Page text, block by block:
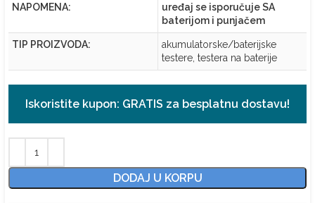
NAPOMENA:
uređaj se isporučuje SA
baterijom i punjačem
TIP PROIZVODA:
akumulatorske/baterijske
testere, testera na baterije
Iskoristite kupon: GRATIS za besplatnu dostavu!
DODAJ U KORPU